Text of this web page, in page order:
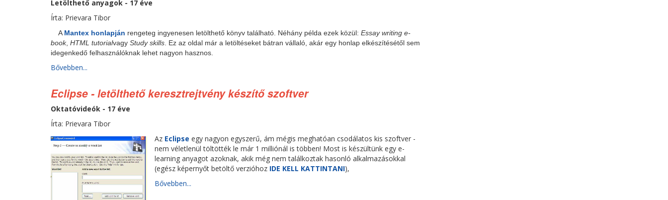
Letölthető anyagok - 17 éve
Írta: Prievara Tibor
A Mantex honlapján rengeteg ingyenesen letölthető könyv található. Néhány példa ezek közül: Essay writing e-
book, HTML tutorialvagy Study skills . Ez az oldal már a letöltéseket bátran vállaló, akár egy honlap elkészítésétől sem
idegenkedő felhasználóknak lehet nagyon hasznos.
Bővebben...
Eclipse - letölthető keresztrejtvény készítő szoftver
Oktatóvideók - 17 éve
Írta: Prievara Tibor
Az Eclipse egy nagyon egyszerű, ám mégis meghatóan csodálatos kis szoftver -
nem véletlenül töltötték le már 1 milliónál is többen! Most is készültünk egy e-
learning anyagot azoknak, akik még nem találkoztak hasonló alkalmazásokkal
(egész képernyőt betöltő verzióhoz IDE KELL KATTINTANI),
Bővebben...